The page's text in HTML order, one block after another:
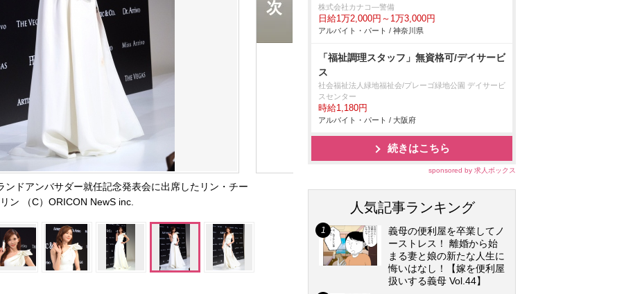
ンドアンバサダー就任記念発表会に出席したリン・チー
リン （C）ORICON NewS inc.
株式会社カナコ―警備
日給1万2,000円～1万3,000円
アルバイト・パート / 神奈川県
「福祉調理スタッフ」無資格可/デイサービ
ス
社会福祉法人緑地福祉会/プレーゴ緑地公園 デイサービ
スセンター
時給1,180円
アルバイト・パート / 大阪府
続きはこちら
sponsored by 求人ボックス
人気記事ランキング
義母の便利屋を卒業してノ
ーストレス！ 離婚から始
まる妻と娘の新たな人生に
悔いはなし！【嫁を便利屋
扱いする義母 Vol.44】